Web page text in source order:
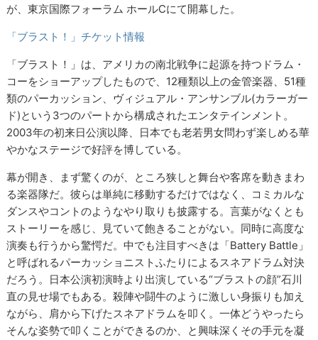
が、東京国際フォーラム ホールCにて開幕した。
「ブラスト！」チケット情報
「ブラスト！」は、アメリカの南北戦争に起源を持つドラム・
コーをショーアップしたもので、12種類以上の金管楽器、51種
類のパーカッション、ヴィジュアル・アンサンブル(カラーガー
ド)という3つのパートから構成されたエンタテインメント。
2003年の初来日公演以降、日本でも老若男女問わず楽しめる華
やかなステージで好評を博している。
幕が開き、まず驚くのが、ところ狭しと舞台や客席を動きまわ
る楽器隊だ。彼らは単純に移動するだけではなく、コミカルな
ダンスやコントのようなやり取りも披露する。言葉がなくとも
ストーリーを感じ、見ていて飽きることがない。同時に高度な
演奏も行うから驚愕だ。中でも注目すべきは「Battery Battle」
と呼ばれるパーカッショニストふたりによるスネアドラム対決
だろう。日本公演初演時より出演している“ブラストの顔”石川
直の見せ場でもある。殺陣や闘牛のように激しい身振りも加え
ながら、肩から下げたスネアドラムを叩く。一体どうやったら
そんな姿勢で叩くことができるのか、と興味深くその手元を凝